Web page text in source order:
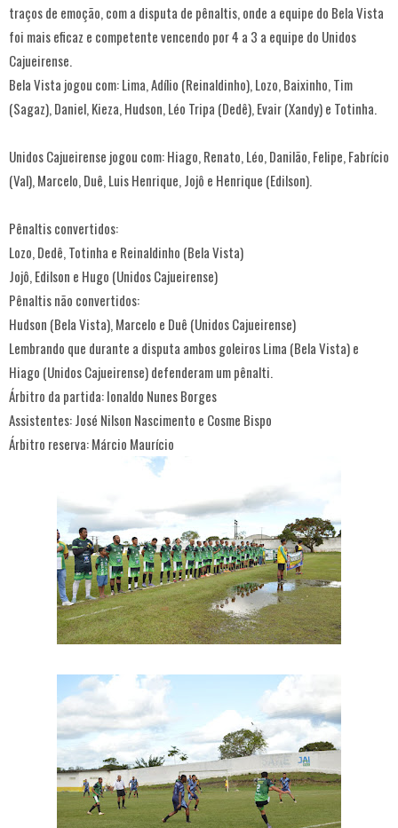
traços de emoção, com a disputa de pênaltis, onde a equipe do Bela Vista
foi mais eficaz e competente vencendo por 4 a 3 a equipe do Unidos
Cajueirense.
Bela Vista jogou com: Lima, Adílio (Reinaldinho), Lozo, Baixinho, Tim
(Sagaz), Daniel, Kieza, Hudson, Léo Tripa (Dedê), Evair (Xandy) e Totinha.
Unidos Cajueirense jogou com: Hiago, Renato, Léo, Danilão, Felipe, Fabrício
(Val), Marcelo, Duê, Luis Henrique, Jojô e Henrique (Edilson).
Pênaltis convertidos:
Lozo, Dedê, Totinha e Reinaldinho (Bela Vista)
Jojô, Edilson e Hugo (Unidos Cajueirense)
Pênaltis não convertidos:
Hudson (Bela Vista), Marcelo e Duê (Unidos Cajueirense)
Lembrando que durante a disputa ambos goleiros Lima (Bela Vista) e
Hiago (Unidos Cajueirense) defenderam um pênalti.
Árbitro da partida: Ionaldo Nunes Borges
Assistentes: José Nilson Nascimento e Cosme Bispo
Árbitro reserva: Márcio Maurício